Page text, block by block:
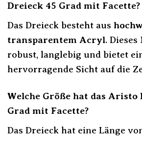
Dreieck 45 Grad mit Facette?
Das Dreieck besteht aus
transparentem Acryl.
robust, langlebig und bietet
hervorragende Sicht auf die
Welche Größe hat das Aristo
Grad mit Facette?
Das Dreieck hat eine Länge